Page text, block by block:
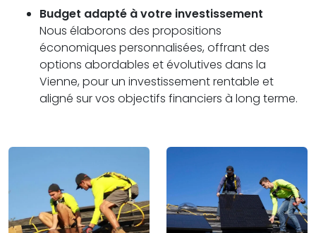
Budget adapté à votre investissement
Nous élaborons des propositions
économiques personnalisées, offrant des
options abordables et évolutives dans la
Vienne, pour un investissement rentable et
aligné sur vos objectifs financiers à long terme.